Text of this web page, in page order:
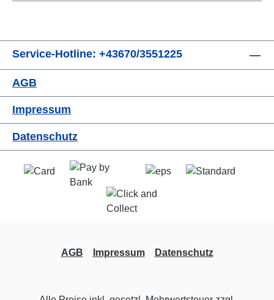
Service-Hotline: +43670/3551225
AGB
Impressum
Datenschutz
AGB Impressum Datenschutz